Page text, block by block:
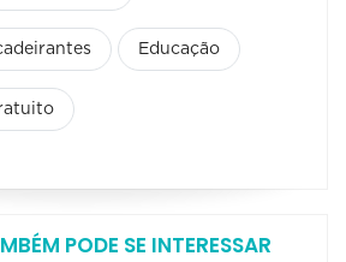
Educação
PODE SE INTERESSAR